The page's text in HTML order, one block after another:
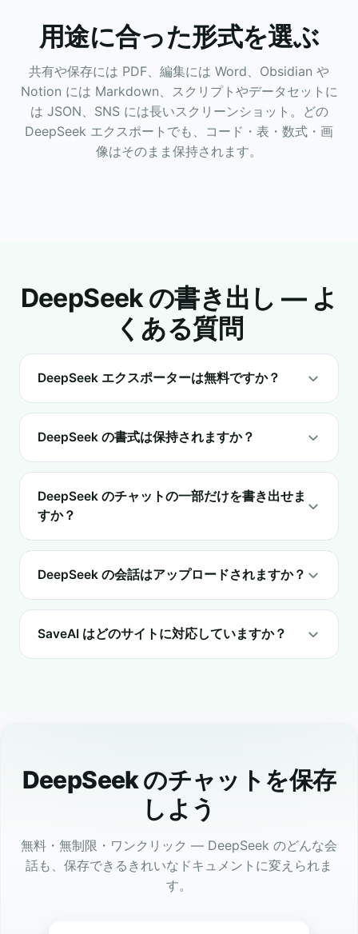
用途に合った形式を選ぶ
共有や保存には PDF、編集には Word、Obsidian や
Notion には Markdown、スクリプトやデータセットに
は JSON、SNS には長いスクリーンショット。どの
DeepSeek エクスポートでも、コード・表・数式・画
像はそのまま保持されます。
DeepSeek の書き出し — よ
くある質問
DeepSeek エクスポーターは無料ですか？
DeepSeek の書式は保持されますか？
DeepSeek のチャットの一部だけを書き出せま
すか？
DeepSeek の会話はアップロードされますか？
SaveAI はどのサイトに対応していますか？
DeepSeek のチャットを保存
しよう
無料・無制限・ワンクリック — DeepSeek のどんな会
話も、保存できるきれいなドキュメントに変えられま
す。